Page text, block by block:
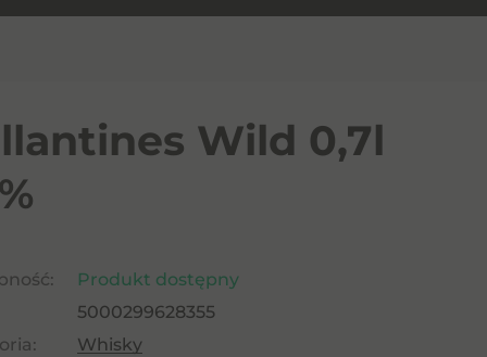
Wild 0,7l
Produkt dostępny
5000299628355
Whisky